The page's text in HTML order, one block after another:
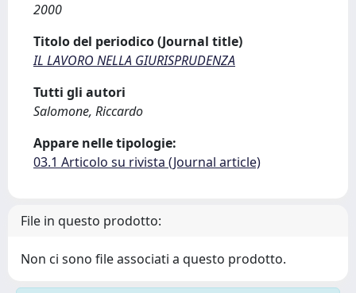
2000
Titolo del periodico (Journal title)
IL LAVORO NELLA GIURISPRUDENZA
Tutti gli autori
Salomone, Riccardo
Appare nelle tipologie:
03.1 Articolo su rivista (Journal article)
File in questo prodotto:
Non ci sono file associati a questo prodotto.